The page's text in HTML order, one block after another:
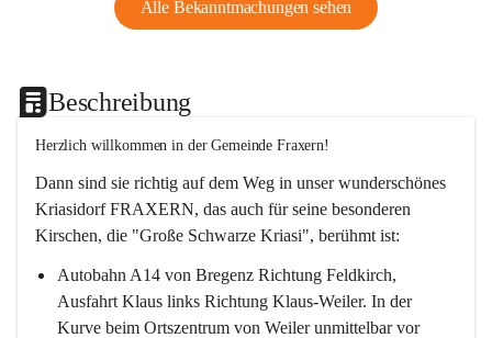
Alle Bekanntmachungen sehen
Beschreibung
Herzlich willkommen in der Gemeinde Fraxern!
Dann sind sie richtig auf dem Weg in unser wunderschönes
Kriasidorf FRAXERN, das auch für seine besonderen
Kirschen, die "Große Schwarze Kriasi", berühmt ist:
Autobahn A14 von Bregenz Richtung Feldkirch,
Ausfahrt Klaus links Richtung Klaus-Weiler. In der
Kurve beim Ortszentrum von Weiler unmittelbar vor